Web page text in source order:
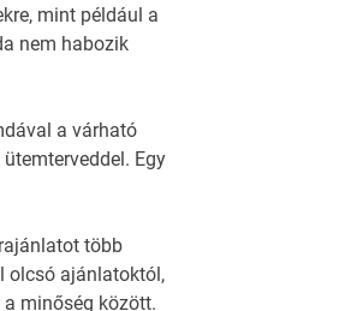
mint például a
nem habozik
a várható
Egy
több
olcsó ajánlatoktól,
a minőség között.